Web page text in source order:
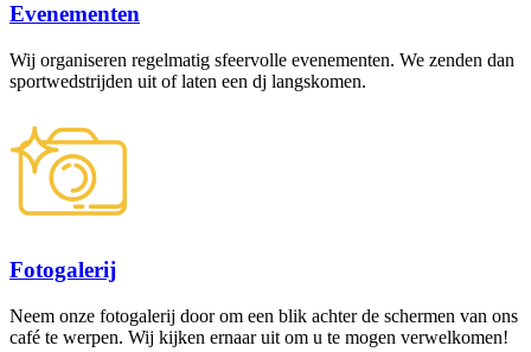
Evenementen
Wij organiseren regelmatig sfeervolle evenementen. We zenden dan
sportwedstrijden uit of laten een dj langskomen.
Fotogalerij
Neem onze fotogalerij door om een blik achter de schermen van ons
café te werpen. Wij kijken ernaar uit om u te mogen verwelkomen!